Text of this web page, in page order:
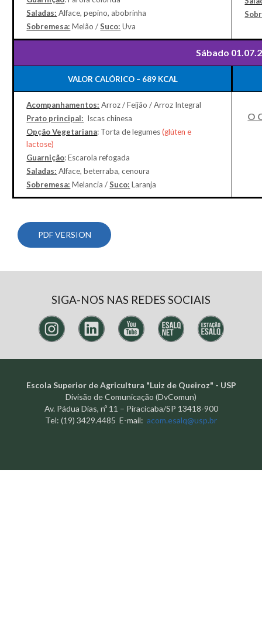
Saladas: Alface, pepino, abobrinha
Sobremesa: Melão /Suco: Uva
Sábado
VALOR CALÓRICO – 689 KCAL
Acompanhamentos: Arroz / Feijão / Arroz Integral
Prato principal: Iscas chinesa
Opção Vegetariana: Torta de legumes(glúten e
lactose)
Guarnição: Escarola refogada
Saladas: Alface, beterraba, cenoura
Sobremesa: Melancia /Suco: Laranja
O
PDF VERSION
SIGA-NOS NAS REDES SOCIAIS
Escola Superior de Agricultura "Luiz de Queiroz" - USP
Divisão de Comunicação (DvComun)
Av. Pádua Dias, nº 11 – Piracicaba/SP 13418-900
Tel: (19) 3429.4485 E-mail: acom.esalq@usp.br